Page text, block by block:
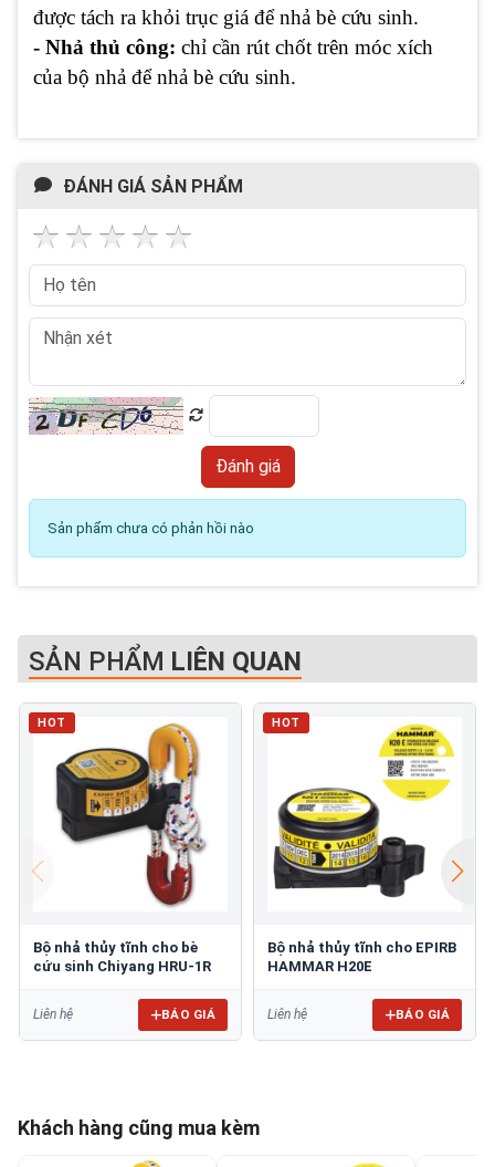
được tách ra khỏi trục giá để nhả bè cứu sinh.
- Nhả thủ công: chỉ cần rút chốt trên móc xích
của bộ nhả để nhả bè cứu sinh.
ĐÁNH GIÁ SẢN PHẨM
Sản phẩm chưa có phản hồi nào
SẢN PHẨM LIÊN QUAN
HOT
Bộ nhả thủy tĩnh cho bè
cứu sinh Chiyang HRU-1R
Liên hệ BÁO GIÁ
HOT
Bộ nhả thủy tĩnh cho EPIRB
HAMMAR H20E
Liên hệ BÁO GIÁ
Khách hàng cũng mua kèm